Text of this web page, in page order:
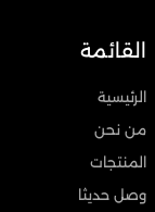
القائمة
الرئيسية
من نحن
المنتجات
وصل حديثا